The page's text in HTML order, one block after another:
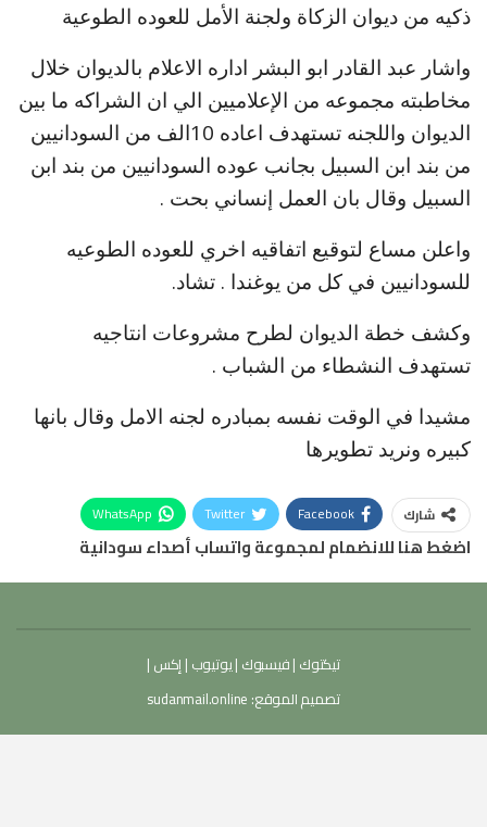
ذكيه من ديوان الزكاة ولجنة الأمل للعوده الطوعية
واشار عبد القادر ابو البشر اداره الاعلام بالديوان خلال
مخاطبته مجموعه من الإعلاميين الي ان الشراكه ما بين
الديوان واللجنه تستهدف اعاده 10الف من السودانيين
من بند ابن السبيل بجانب عوده السودانيين من بند ابن
السبيل وقال بان العمل إنساني بحت .
واعلن مساع لتوقيع اتفاقيه اخري للعوده الطوعيه
للسودانيين في كل من يوغندا . تشاد.
وكشف خطة الديوان لطرح مشروعات انتاجيه
تستهدف النشطاء من الشباب .
مشيدا في الوقت نفسه بمبادره لجنه الامل وقال بانها
كبيره ونريد تطويرها
شارك Facebook
Twitter
WhatsApp
اضغط هنا للانضمام لمجموعة واتساب أصداء سودانية
تيكتوك |فيسبوك |يوتيوب | إكس |
تصميم الموقع: sudanmail.online